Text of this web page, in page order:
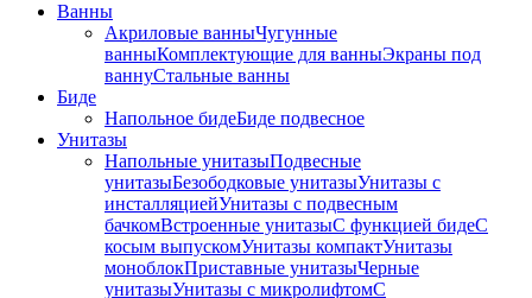
Ванны
Акриловые ванныЧугунные
ванныКомплектующие для ванныЭкраны под
ваннуСтальные ванны
Биде
Напольное бидеБиде пoдвеснoе
Унитазы
Напольные унитазыПодвесные
унитазыБезободковые унитазыУнитазы с
инсталляциейУнитазы с подвесным
бачкомВстроенные унитазыС функцией бидеС
косым выпускомУнитазы компактУнитазы
моноблокПриставные унитазыЧерные
унитазыУнитазы с микролифтомC